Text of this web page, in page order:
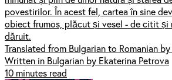
povestirilor. În acest fel, cartea în sine
obiect frumos, plăcut și vesel - de citit
dăruit.
Translated from Bulgarian to Romanian
Written in Bulgarian by Ekaterina Petrova
10 minutes read